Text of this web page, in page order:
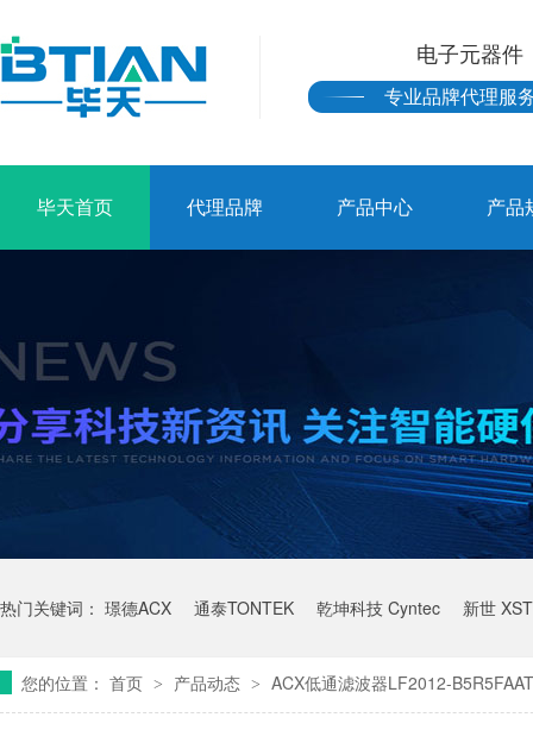
电子元器件
专业品牌代理服
毕天首页 代理品牌 产品中心 产品
热门关键词： 璟德ACX 通泰TONTEK 乾坤科技 Cyntec 新世
您的位置： 首页 > 产品动态 > ACX低通滤波器LF2012-